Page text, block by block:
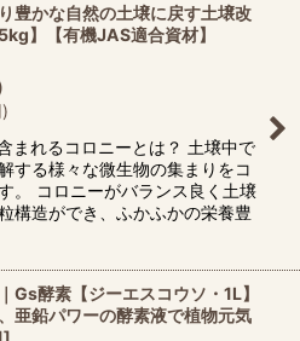
豊かな自然の土壌に戻す土壌改
】【有機JAS適合資材】
)
まれるコロニーとは？ 土壌中で
する様々な微生物の集まりをコ
。 コロニーがバランス良く土壌
構造ができ、ふかふかの栄養豊
Gs酵素【ジーエスコウソ・1L】
亜鉛パワーの酵素液で植物元気
]